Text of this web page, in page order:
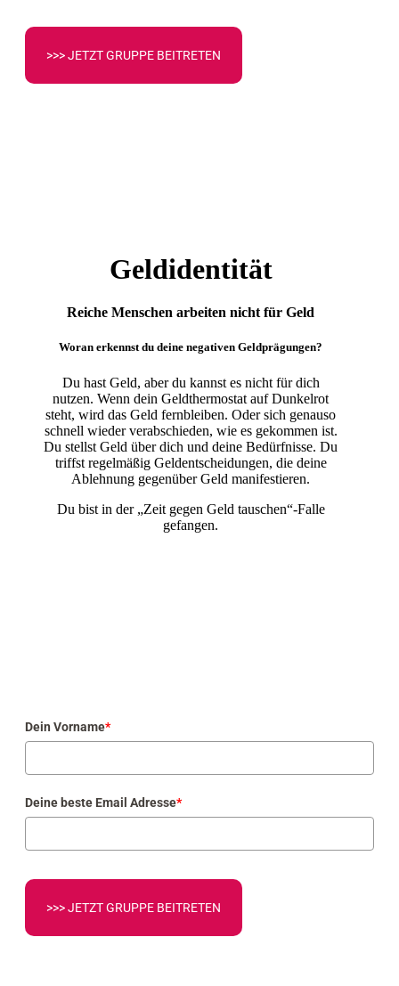
>>> JETZT GRUPPE BEITRETEN
Geldidentität
Reiche Menschen arbeiten nicht für Geld
Woran erkennst du deine negativen Geldprägungen?
Du hast Geld, aber du kannst es nicht für dich
nutzen. Wenn dein Geldthermostat auf Dunkelrot
steht, wird das Geld fernbleiben. Oder sich genauso
schnell wieder verabschieden, wie es gekommen ist.
Du stellst Geld über dich und deine Bedürfnisse. Du
triffst regelmäßig Geldentscheidungen, die deine
Ablehnung gegenüber Geld manifestieren.
Du bist in der „Zeit gegen Geld tauschen“-Falle
gefangen.
Dein Vorname*
Deine beste Email Adresse*
>>> JETZT GRUPPE BEITRETEN